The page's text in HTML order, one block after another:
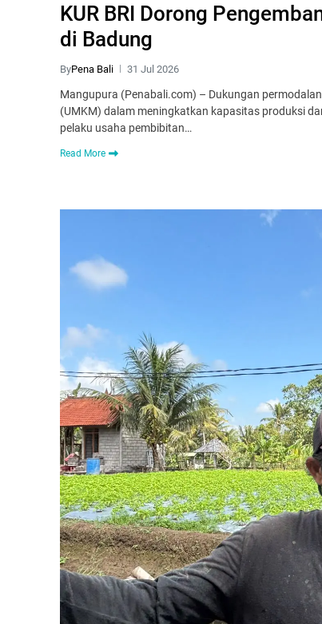
KUR BRI Dorong
di Badung
ByPena Bali 31 Jul 2026
Mangupura (Penabali.com) – Dukungan
(UMKM) dalam meningkatkan kapasitas produksi
pelaku usaha pembibitan…
Read More